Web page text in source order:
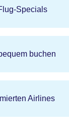
Specials
buchen
Airlines